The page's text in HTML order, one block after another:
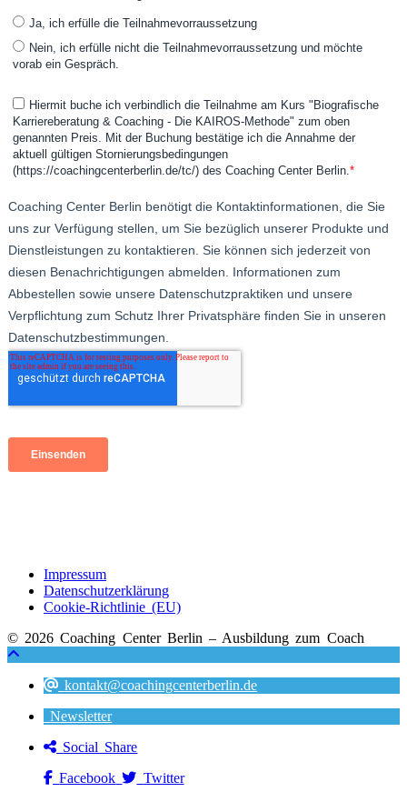
Impressum
Datenschutzerklärung
Cookie-Richtlinie (EU)
© 2026 Coaching Center Berlin – Ausbildung zum Coach
kontakt@coachingcenterberlin.de
Newsletter
Social Share
Facebook
Twitter